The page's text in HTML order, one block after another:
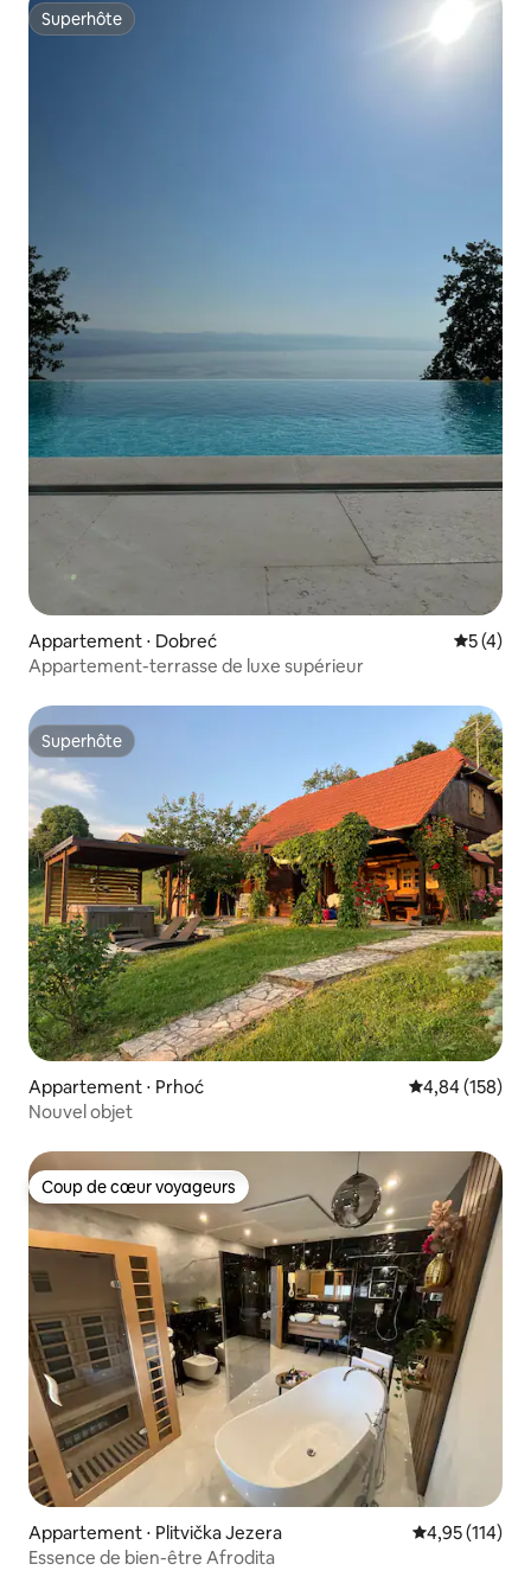
Superhôte
Superhôte
Appartement ⋅ Dobreć
5 (4)
Appartement-terrasse de luxe supérieur
Superhôte
Superhôte
Appartement ⋅ Prhoć Évaluation
4,84 (158)
Nouvel objet
Coup de cœur voyageurs
Coup de cœur voyageurs
Appartement ⋅ Plitvička Jezera Évaluation
4,95 (114)
Essence de bien-être Afrodita